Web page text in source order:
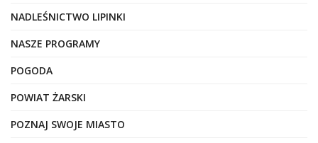
NADLEŚNICTWO LIPINKI
NASZE PROGRAMY
POGODA
POWIAT ŻARSKI
POZNAJ SWOJE MIASTO